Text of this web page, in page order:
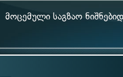
მოცემული საგზაო